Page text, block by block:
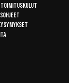
toimituskulut